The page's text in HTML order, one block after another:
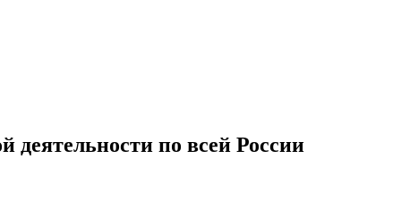
по всей России